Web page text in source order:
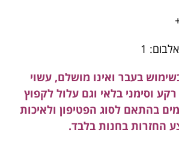
1
בעבר ואינו מושלם, עשוי
וסימני בלאי וגם עלול לקפוץ
בהתאם לסוג הפטיפון ולאיכות
החזרות בחנות בלבד.